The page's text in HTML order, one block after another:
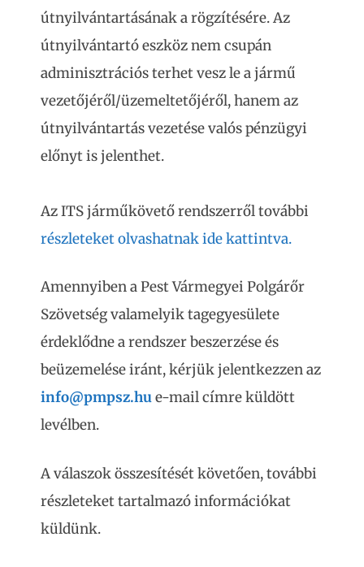
útnyilvántartásának a rögzítésére. Az
útnyilvántartó eszköz nem csupán
adminisztrációs terhet vesz le a jármű
vezetőjéről/üzemeltetőjéről, hanem az
útnyilvántartás vezetése valós pénzügyi
előnyt is jelenthet.
Az ITS járműkövető rendszerről további
részleteket olvashatnak ide kattintva.
Amennyiben a Pest Vármegyei Polgárőr
Szövetség valamelyik tagegyesülete
érdeklődne a rendszer beszerzése és
beüzemelése iránt, kérjük jelentkezzen az
info@pmpsz.hue-mail címre küldött
levélben.
A válaszok összesítését követően, további
részleteket tartalmazó információkat
küldünk.